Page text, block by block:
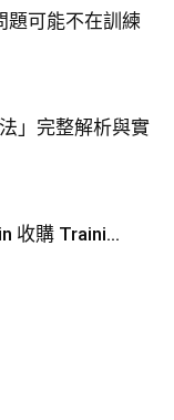
題可能不在訓練
」完整解析與實
收購 Traini...